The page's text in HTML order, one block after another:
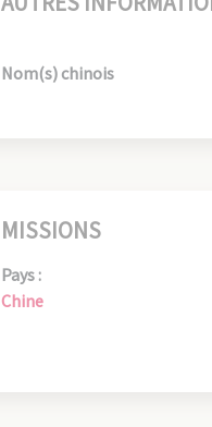
Nom(s) chinois
MISSIONS
Pays :
Chine